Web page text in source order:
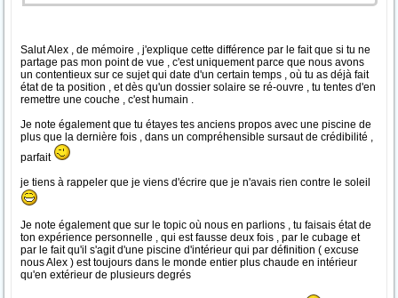
Salut Alex , de mémoire , j'explique cette différence par le fait que si tu ne
partage pas mon point de vue , c'est uniquement parce que nous avons
un contentieux sur ce sujet qui date d'un certain temps , où tu as déjà fait
état de ta position , et dès qu'un dossier solaire se ré-ouvre , tu tentes d'en
remettre une couche , c'est humain .
Je note également que tu étayes tes anciens propos avec une piscine de
plus que la dernière fois , dans un compréhensible sursaut de crédibilité ,
parfait
je tiens à rappeler que je viens d'écrire que je n'avais rien contre le soleil
Je note également que sur le topic où nous en parlions , tu faisais état de
ton expérience personnelle , qui est fausse deux fois , par le cubage et
par le fait qu'il s'agit d'une piscine d'intérieur qui par définition ( excuse
nous Alex ) est toujours dans le monde entier plus chaude en intérieur
qu'en extérieur de plusieurs degrés